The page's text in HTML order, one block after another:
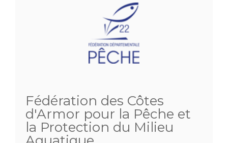
Fédération des Côtes
d'Armor pour la Pêche et
la Protection du Milieu